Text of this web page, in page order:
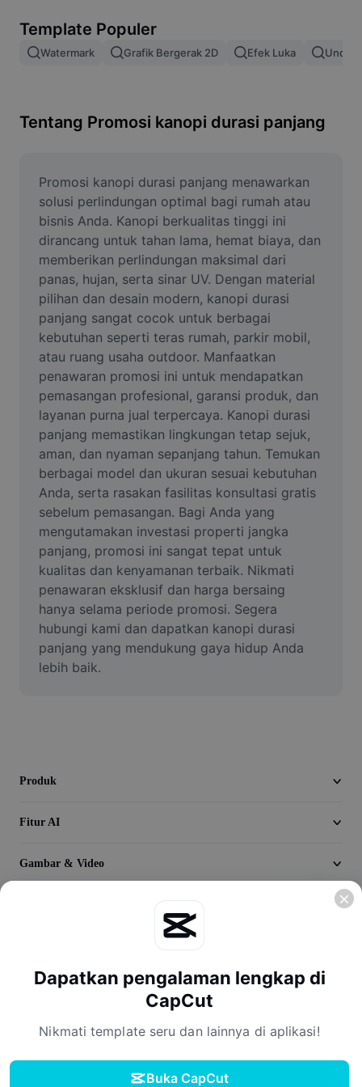
Gabung gambar
Ubah Ukuran Gambar
Pembuat Meme
AI Text Remover
AI People Remover
AI Inpainting
Face Cutout
Video
Hapus latar belakang video
Tingkatkan kualitas
Editor Video
Pangkas Video
Tambahkan Subtitle ke Video
Konverter Video
Template Populer
Watermark Grafik Bergerak 2D Efek Luka Unduh
Tentang Promosi kanopi durasi panjang
Promosi kanopi durasi panjang menawarkan
solusi perlindungan optimal bagi rumah atau
bisnis Anda. Kanopi berkualitas tinggi ini
dirancang untuk tahan lama, hemat biaya, dan
memberikan perlindungan maksimal dari
panas, hujan, serta sinar UV. Dengan material
pilihan dan desain modern, kanopi durasi
panjang sangat cocok untuk berbagai
kebutuhan seperti teras rumah, parkir mobil,
atau ruang usaha outdoor. Manfaatkan
penawaran promosi ini untuk mendapatkan
pemasangan profesional, garansi produk, dan
layanan purna jual terpercaya. Kanopi durasi
panjang memastikan lingkungan tetap sejuk,
aman, dan nyaman sepanjang tahun. Temukan
berbagai model dan ukuran sesuai kebutuhan
Anda, serta rasakan fasilitas konsultasi gratis
sebelum pemasangan. Bagi Anda yang
mengutamakan investasi properti jangka
panjang, promosi ini sangat tepat untuk
kualitas dan kenyamanan terbaik. Nikmati
penawaran eksklusif dan harga bersaing
hanya selama periode promosi. Segera
hubungi kami dan dapatkan kanopi durasi
panjang yang mendukung gaya hidup Anda
lebih baik.
Produk
Fitur AI
Gambar & Video
Kebijakan Privasi Kebijakan Cookie
Dapatkan pengalaman lengkap di
CapCut
Nikmati template seru dan lainnya di aplikasi!
Buka CapCut